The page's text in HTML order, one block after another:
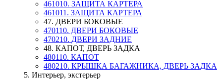
461010. ЗАЩИТА КАРТЕРА
461011. ЗАЩИТА КАРТЕРА
47. ДВЕРИ БОКОВЫЕ
470110. ДВЕРИ БОКОВЫЕ
470210. ДВЕРИ ЗАДНИЕ
48. КАПОТ, ДВЕРЬ ЗАДКА
480110. КАПОТ
480210. КРЫШКА БАГАЖНИКА, ДВЕРЬ ЗАДКА
5. Интерьер, экстерьер